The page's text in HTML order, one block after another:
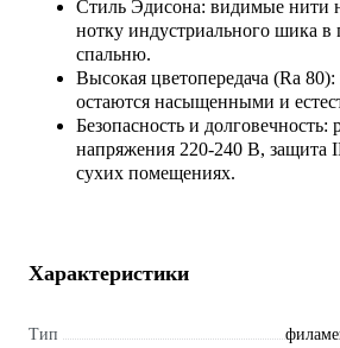
Стиль Эдисона: видимые нити
нотку индустриального шика
спальню.
Высокая цветопередача (Ra 80):
остаются насыщенными и
Безопасность и долговечность:
напряжения 220-240 В, защита
сухих помещениях.
Характеристики
Тип